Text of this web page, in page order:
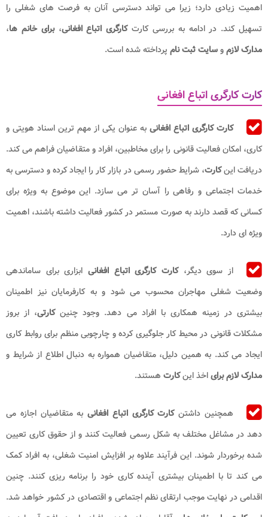
اهمیت زیادی دارد؛ زیرا می تواند دسترسی آنان به فرصت های شغلی را
تسهیل کند. در ادامه به بررسی کارتکارگری اتباع افغانی،برای خانم ها،
مدارک لازموسایت ثبت نام پرداخته شده است.
کارت کارگری اتباع افغانی
کارت کارگری اتباع افغانی به عنوان یکی از مهم ترین اسناد هویتی و
کاری، امکان فعالیت قانونی را برای مخاطبین، افراد و متقاضیان فراهم می کند.
دریافت اینکارت، شرایط حضور رسمی در بازار کار را ایجاد کرده و دسترسی به
خدمات اجتماعی و رفاهی را آسان تر می سازد. این موضوع به ویژه برای
کسانی که قصد دارند به صورت مستمر در کشور فعالیت داشته باشند، اهمیت
ویژه ای دارد.
از سوی دیگر،کارت کارگری اتباع افغانی ابزاری برای ساماندهی
وضعیت شغلی مهاجران محسوب می شود و به کارفرمایان نیز اطمینان
بیشتری در زمینه همکاری با افراد می دهد. وجود چنینکارتی، از بروز
مشکلات قانونی در محیط کار جلوگیری کرده و چارچوبی منظم برای روابط کاری
ایجاد می کند. به همین دلیل، متقاضیان همواره به دنبال اطلاع از شرایط و
مدارک لازم برایاخذ اینکارت هستند.
همچنین داشتنکارت کارگری اتباع افغانیبه متقاضیان اجازه می
دهد در مشاغل مختلف به شکل رسمی فعالیت کنند و از حقوق کاری تعیین
شده برخوردار شوند. این فرآیند علاوه بر افزایش امنیت شغلی، به افراد کمک
می کند تا با اطمینان بیشتری آینده کاری خود را برنامه ریزی کنند. چنین
اقدامی در نهایت موجب ارتقای نظم اجتماعی و اقتصادی در کشور خواهد شد.